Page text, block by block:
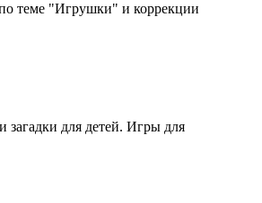
по теме "Игрушки" и коррекции
для детей. Игры для